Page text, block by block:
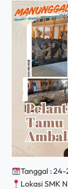
Tanggal :
Lokasi SMK